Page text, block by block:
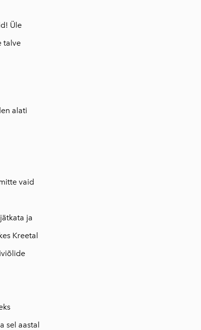
Üle
talve
alati
vaid
ja
Kreetal
sel aastal